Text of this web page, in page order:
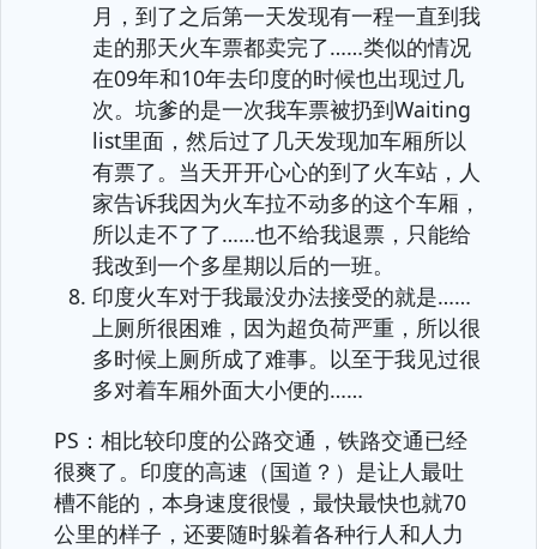
月，到了之后第一天发现有一程一直到我
走的那天火车票都卖完了……类似的情况
在09年和10年去印度的时候也出现过几
次。坑爹的是一次我车票被扔到Waiting
list里面，然后过了几天发现加车厢所以
有票了。当天开开心心的到了火车站，人
家告诉我因为火车拉不动多的这个车厢，
所以走不了了……也不给我退票，只能给
我改到一个多星期以后的一班。
印度火车对于我最没办法接受的就是……
上厕所很困难，因为超负荷严重，所以很
多时候上厕所成了难事。以至于我见过很
多对着车厢外面大小便的……
PS：相比较印度的公路交通，铁路交通已经
很爽了。印度的高速（国道？）是让人最吐
槽不能的，本身速度很慢，最快最快也就70
公里的样子，还要随时躲着各种行人和人力